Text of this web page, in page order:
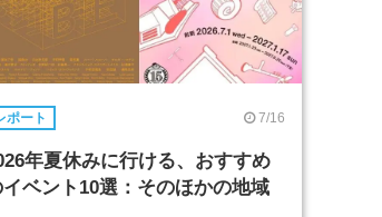
ポート 7/16
年夏休みに行ける、おすすめ
ベント10選：そのほかの地域